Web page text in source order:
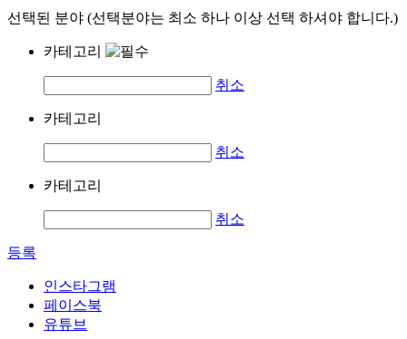
선택된 분야 (선택분야는 최소 하나 이상 선택 하셔야 합니다.)
카테고리
취소
카테고리
취소
카테고리
취소
등록
인스타그램
페이스북
유튜브